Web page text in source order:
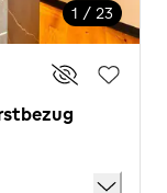
1 / 23